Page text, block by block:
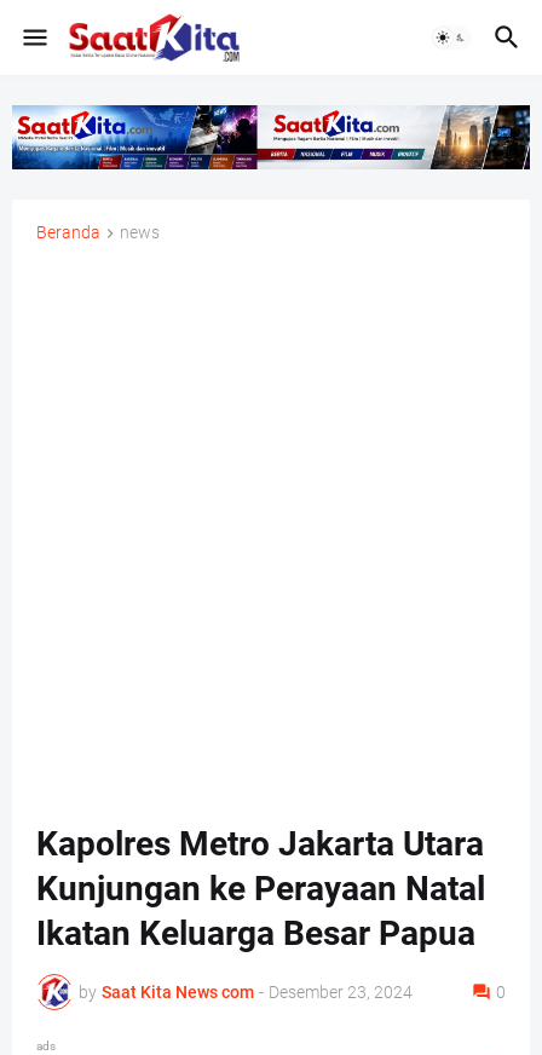
Beranda news
Kapolres Metro Jakarta Utara
Kunjungan ke Perayaan Natal
Ikatan Keluarga Besar Papua
by Saat Kita News com - Desember 23, 2024 0
ads